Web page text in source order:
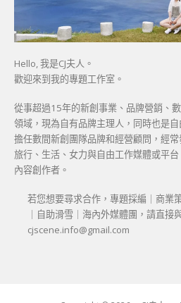
Hello, 我是CJ夫人。
歡迎來到我的專題工作室。
從事超過15年的新創事業、品牌營銷、
領域，現為自有品牌主理人，同時也是
擔任數間新創團隊品牌和經營顧問，經
旅行、生活、女力與自由工作媒體或平
內容創作者。
若您想要尋求合作，專題採編｜商業
｜自助滑雪｜海內外媒體團，請直接
cjscene.info@gmail.com